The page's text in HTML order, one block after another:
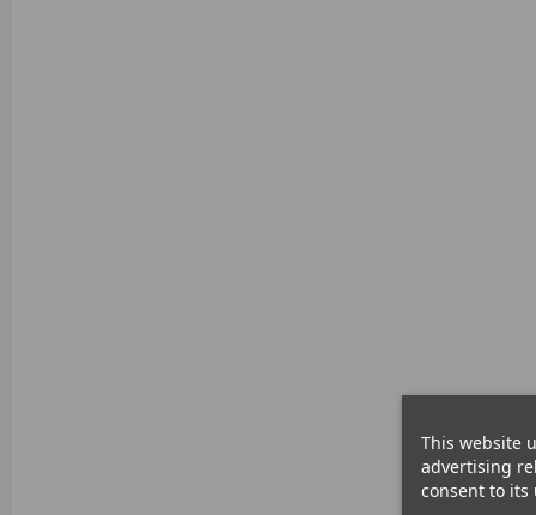
This website
advertising
consent to its